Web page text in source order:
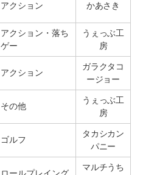
アクション かあさき
アクション・落ち
ゲー
うぇっぶ工
房
アクション
ガラクタコ
ージョー
その他
うぇっぶ工
房
ゴルフ
タカシカン
パニー
マルチうち